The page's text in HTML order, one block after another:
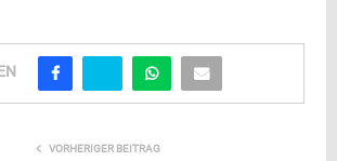
VORHERIGER BEITRAG